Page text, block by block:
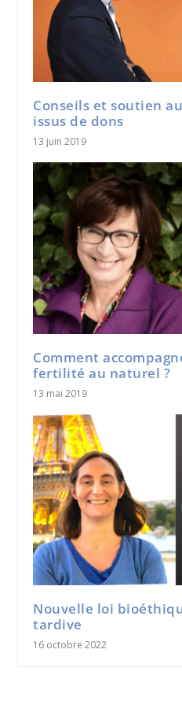
Conseils et soutien
issus de dons
13 juin 2019
Comment
fertilité au naturel ?
13 mai 2019
Nouvelle loi
tardive
16 octobre 2022